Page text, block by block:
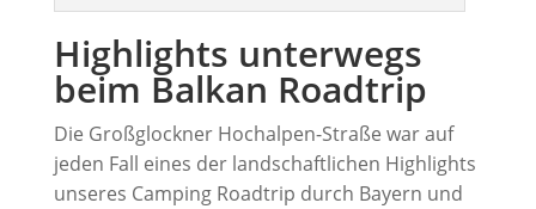
Highlights unterwegs
beim Balkan Roadtrip
Die Großglockner Hochalpen-Straße war auf
jeden Fall eines der landschaftlichen Highlights
unseres Camping Roadtrip durch Bayern und